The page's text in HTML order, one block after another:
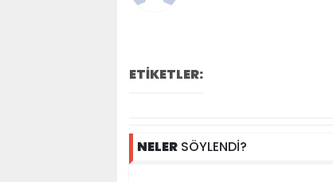
ETİKETLER:
NELER SÖYLENDİ?